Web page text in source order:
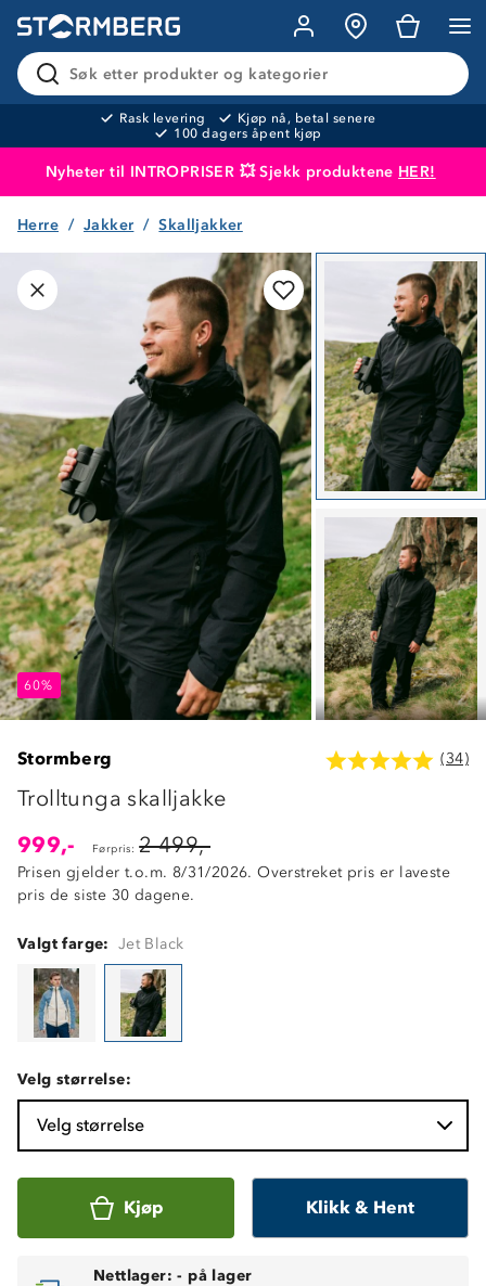
Søk etter produkter og kategorier
Rask levering
Kjøp nå, betal senere
100 dagers åpent kjøp
Nyheter til INTROPRISER 💥 Sjekk produktene HER!
Produktet er lagt i handlekurven
Herre Jakker Skalljakker
60% 60%
60%
Stormberg (34)
Trolltunga skalljakke
999,-
Førpris: 2 499,-
Prisen gjelder t.o.m. 8/31/2026. Overstreket pris er laveste
pris de siste 30 dagene.
Valgt farge: Jet Black
Velg størrelse:
Velg størrelse
Kjøp Klikk & Hent
Nettlager: - på lager